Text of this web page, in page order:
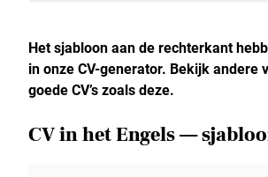
Het sjabloon aan de rechterkant
in onze CV-generator. Bekijk andere
goede CV’s zoals deze.
CV in het Engels —